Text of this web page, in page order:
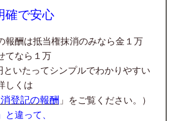
確で安心
報酬は抵当権抹消のみなら金１万
てなら１ 万
いたってシンプルでわかりやすい
しくは
登記の報酬 」をご覧ください。）
違って、